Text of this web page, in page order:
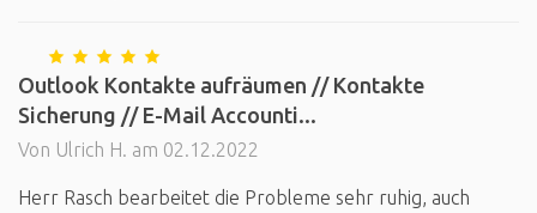
Outlook Kontakte aufräumen // Kontakte
Sicherung // E-Mail Accounti...
Von Ulrich H. am 02.12.2022
Herr Rasch bearbeitet die Probleme sehr ruhig, auch